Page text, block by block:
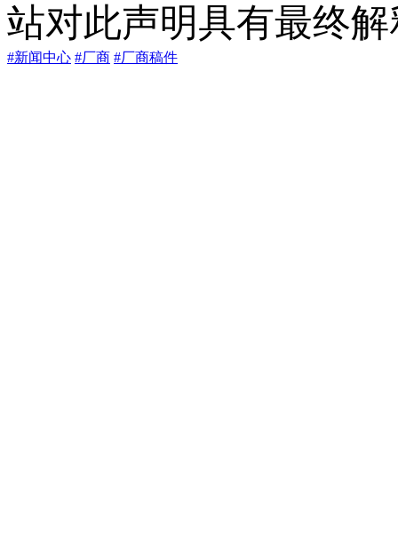
站对此声明具有最终
#新闻中心 #厂商 #厂商稿件